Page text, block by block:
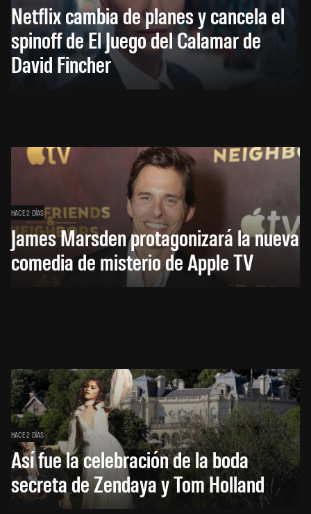
Netflix cambia de planes y cancela el
spinoff de El Juego del Calamar de
David Fincher
HACE 2 DÍAS
James Marsden protagonizará la nueva
comedia de misterio de Apple TV
HACE 2 DÍAS
Así fue la celebración de la boda
secreta de Zendaya y Tom Holland